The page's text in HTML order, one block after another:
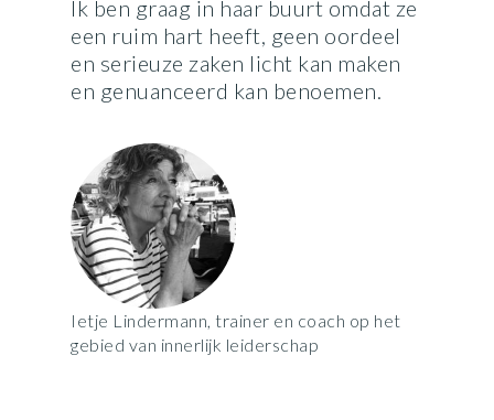
Ik ben graag in haar buurt omdat ze
een ruim hart heeft, geen oordeel
en serieuze zaken licht kan maken
en genuanceerd kan benoemen.
Ietje Lindermann, trainer en coach op het
gebied van innerlijk leiderschap